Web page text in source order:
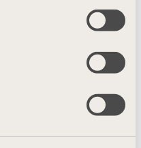
förlorat
för lån